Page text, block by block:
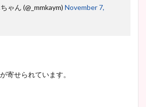
ゃん (@_mmkaym) November 7,
寄せられています。